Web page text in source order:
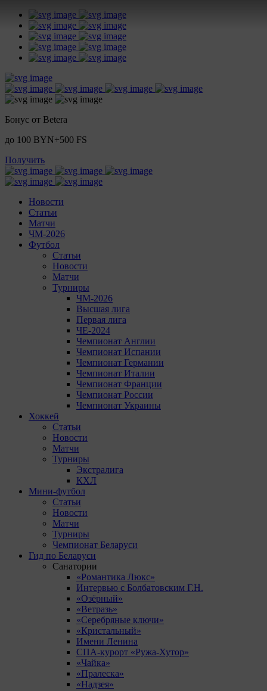
Бонус от Betera
до 100 BYN+500 FS
Получить
Новости
Статьи
Матчи
ЧМ-2026
Футбол
Статьи
Новости
Матчи
Турниры
ЧМ-2026
Высшая лига
Первая лига
ЧЕ-2024
Чемпионат Англии
Чемпионат Испании
Чемпионат Германии
Чемпионат Италии
Чемпионат Франции
Чемпионат России
Чемпионат Украины
Хоккей
Статьи
Новости
Матчи
Турниры
Экстралига
КХЛ
Мини-футбол
Статьи
Новости
Матчи
Турниры
Чемпионат Беларуси
Гид по Беларуси
Санатории
«Романтика Люкс»
Интервью с Болбатовским Г.Н.
«Озёрный»
«Ветразь»
«Серебряные ключи»
«Кристальный»
Имени Ленина
СПА-курорт «Ружа-Хутор»
«Чайка»
«Пралеска»
«Надзея»